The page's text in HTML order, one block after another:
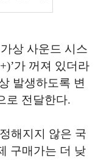
상 사운드 시스
가 꺼져 있더라
발생하도록 변
로 전달한다.
해지지 않은 국
구매가는 더 낮